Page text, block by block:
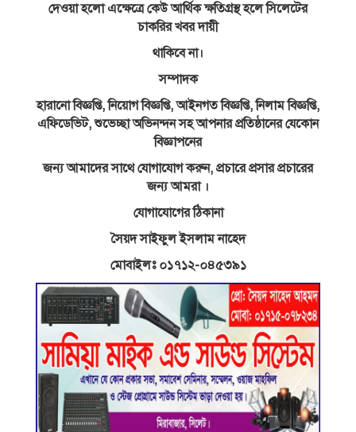
দেওয়া হলাে এক্ষেত্রে কেউ আর্থিক ক্ষতিগ্রস্থ হলে সিলেটের
চাকরির খবর দায়ী
থাকিবে না।
সম্পাদক
হারানো বিজ্ঞপ্তি, নিয়োগ বিজ্ঞপ্তি, আইনগত বিজ্ঞপ্তি, নিলাম বিজ্ঞপ্তি,
এফিডেভিট, শুভেচ্ছা অভিনন্দন সহ আপনার প্রতিষ্ঠানের যেকোন
বিজ্ঞাপনের
জন্য আমাদের সাথে যোগাযোগ করুন, প্রচারে প্রসার প্রচারের
জন্য আমরা ।
যোগাযোগের ঠিকানা
সৈয়দ সাইফুল ইসলাম নাহেদ
মোবাইলঃ ০১৭১২-০৪৫৩৯১